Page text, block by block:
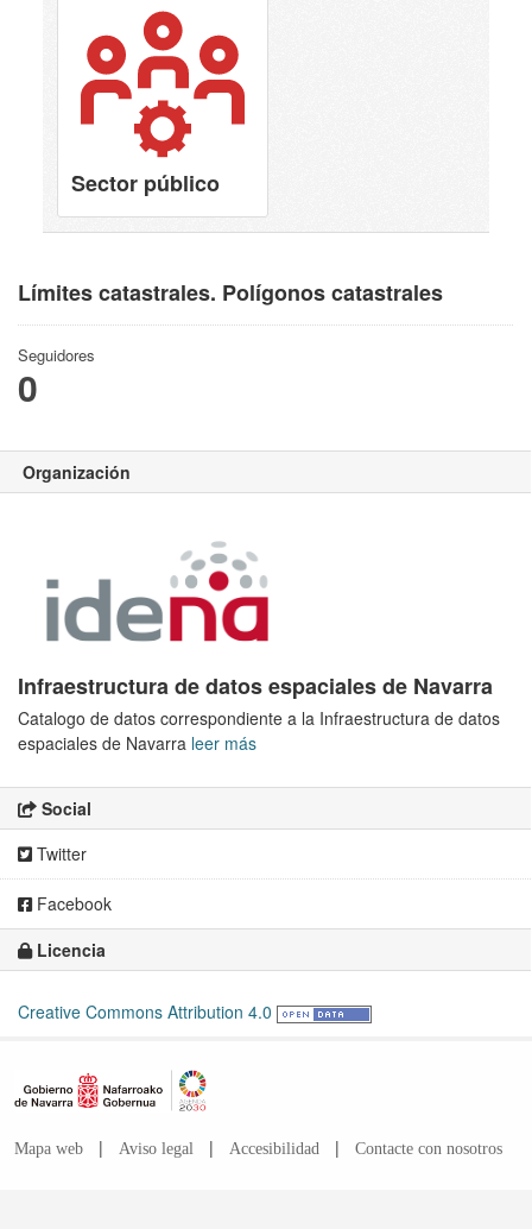
Límites catastrales. Polígonos catastrales
Seguidores
0
Organización
Infraestructura de datos espaciales de Navarra
Catalogo de datos correspondiente a la Infraestructura de datos
espaciales de Navarra leer más
Social
Twitter
Facebook
Licencia
Creative Commons Attribution 4.0
Sector público
Mapa web | Aviso legal | Accesibilidad | Contacte con nosotros